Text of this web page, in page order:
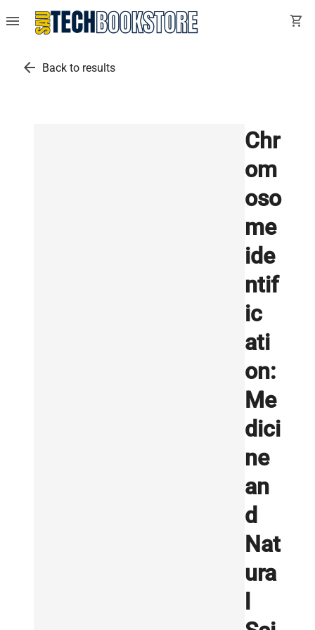
menu shopping_cart
arrow_back Back to results
Chr
om
oso
me
ide
ntif
ic
ati
on:
Me
dici
ne
an
d
Nat
ura